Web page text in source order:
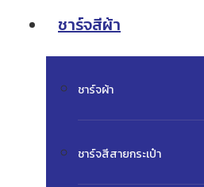
ชาร์จสีผ้า
ชาร์จผ้า
ชาร์จสีสายกระเป๋า